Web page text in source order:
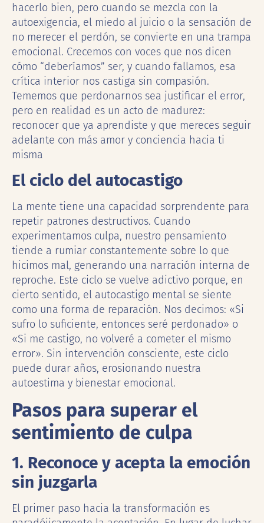
hacerlo bien, pero cuando se mezcla con la
autoexigencia, el miedo al juicio o la sensación de
no merecer el perdón, se convierte en una trampa
emocional. Crecemos con voces que nos dicen
cómo “deberíamos” ser, y cuando fallamos, esa
crítica interior nos castiga sin compasión.
Tememos que perdonarnos sea justificar el error,
pero en realidad es un acto de madurez:
reconocer que ya aprendiste y que mereces seguir
adelante con más amor y conciencia hacia ti
misma
El ciclo del autocastigo
La mente tiene una capacidad sorprendente para
repetir patrones destructivos. Cuando
experimentamos culpa, nuestro pensamiento
tiende a rumiar constantemente sobre lo que
hicimos mal, generando una narración interna de
reproche. Este ciclo se vuelve adictivo porque, en
cierto sentido, el autocastigo mental se siente
como una forma de reparación. Nos decimos: «Si
sufro lo suficiente, entonces seré perdonado» o
«Si me castigo, no volveré a cometer el mismo
error». Sin intervención consciente, este ciclo
puede durar años, erosionando nuestra
autoestima y bienestar emocional.
Pasos para superar el
sentimiento de culpa
1. Reconoce y acepta la emoción
sin juzgarla
El primer paso hacia la transformación es